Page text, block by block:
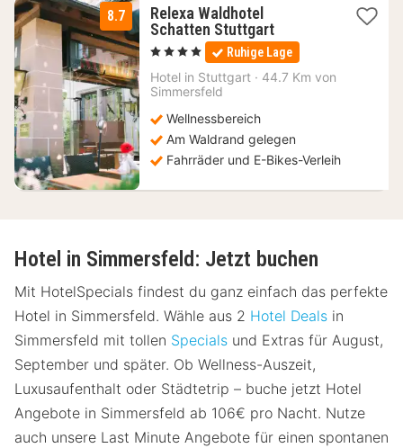
8.7
Relexa Waldhotel
Schatten Stuttgart1
Nacht
ab
112,50
, 4 Sterne Ruhige Lage
Hotel in Stuttgart · 44.7 Km von
Simmersfeld
Wellnessbereich
Am Waldrand gelegen
Fahrräder und E-Bikes-Verleih
Hotel in Simmersfeld: Jetzt buchen
Mit HotelSpecials findest du ganz einfach das perfekte
Hotel in Simmersfeld. Wähle aus 2 Hotel Deals in
Simmersfeld mit tollen Specials und Extras für August,
September und später. Ob Wellness-Auszeit,
Luxusaufenthalt oder Städtetrip – buche jetzt Hotel
Angebote in Simmersfeld ab 106€ pro Nacht. Nutze
auch unsere Last Minute Angebote für einen spontanen